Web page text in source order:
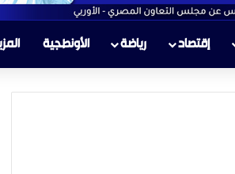
إقتصاد رياضة الأونطجية